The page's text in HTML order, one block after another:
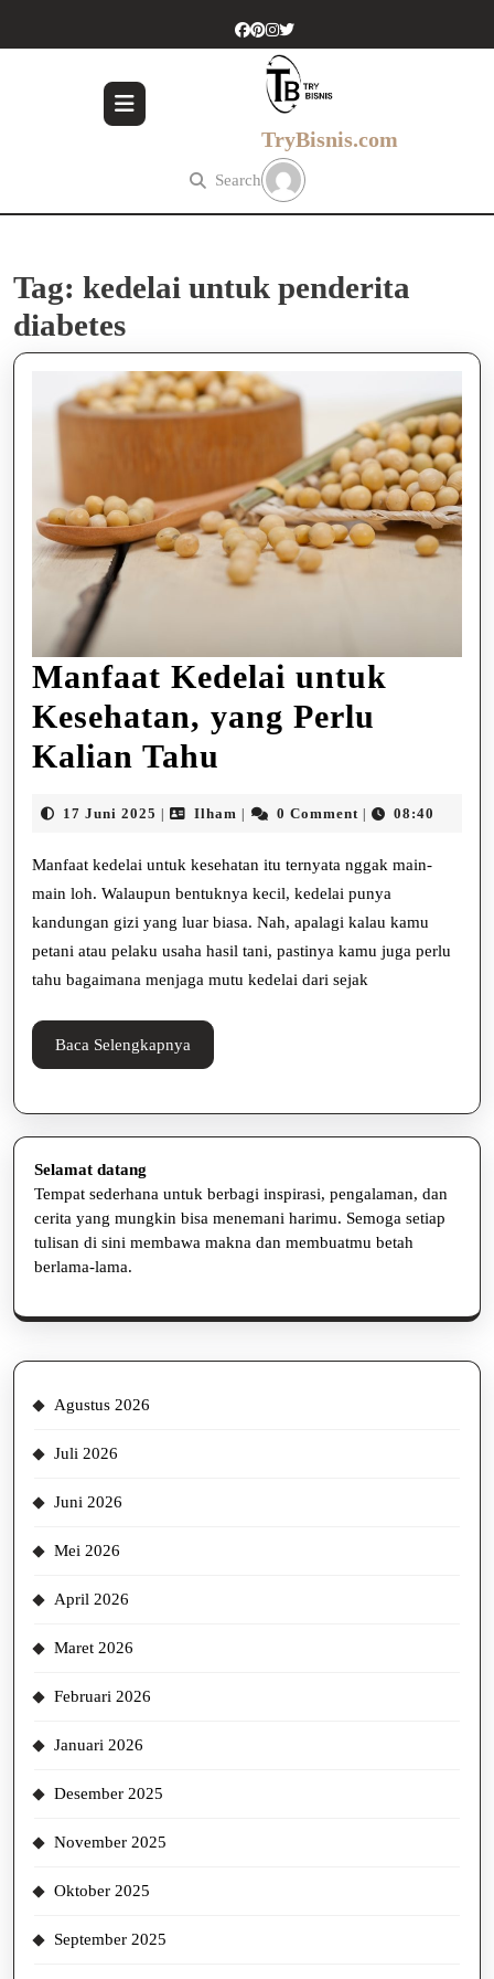
TryBisnis.com
Search
Tag: kedelai untuk penderita
diabetes
Manfaat Kedelai untuk
Kesehatan, yang Perlu
Kalian Tahu
Kesehatan,
yang
Perlu
Kalian
17 Juni 2025 17
Ilham Ilham0 Comment 08:40
Manfaat kedelai untuk kesehatan itu ternyata nggak main-
main loh. Walaupun bentuknya kecil, kedelai punya
kandungan gizi yang luar biasa. Nah, apalagi kalau kamu
petani atau pelaku usaha hasil tani, pastinya kamu juga perlu
tahu bagaimana menjaga mutu kedelai dari sejak
Baca Selengkapnya
Selengkapnya
Selamat datang
Tempat sederhana untuk berbagi inspirasi, pengalaman, dan
cerita yang mungkin bisa menemani harimu. Semoga setiap
tulisan di sini membawa makna dan membuatmu betah
berlama-lama.
Agustus 2026
Juli 2026
Juni 2026
Mei 2026
April 2026
Maret 2026
Februari 2026
Januari 2026
Desember 2025
November 2025
Oktober 2025
September 2025